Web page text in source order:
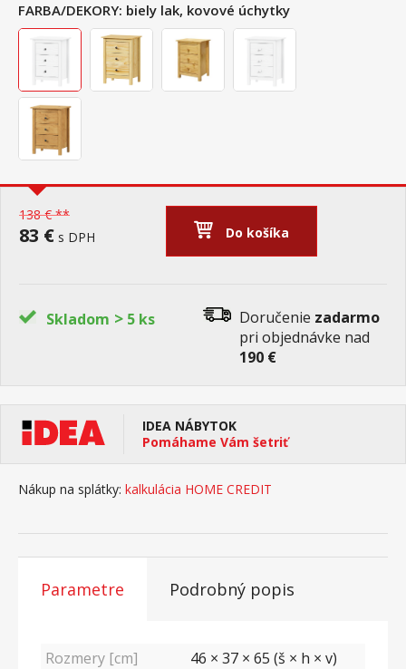
FARBA/DEKORY: biely lak, kovové úchytky
138 € **
83 € s DPH Do košíka
Skladom > 5 ks Doručenie zadarmo
pri objednávke nad
190 €
IDEA NÁBYTOK
Pomáhame Vám šetriť
Nákup na splátky: kalkulácia HOME CREDIT
Parametre Podrobný popis
Rozmery [cm]
46 × 37 × 65 (š × h × v)